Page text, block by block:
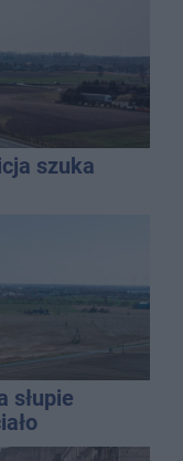
szuka
słupie